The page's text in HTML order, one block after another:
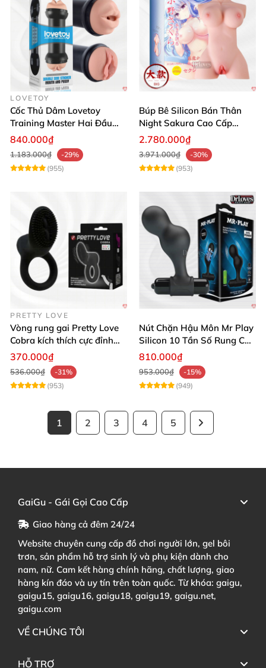
LOVETOY
Cốc Thủ Dâm Lovetoy
Training Master Hai Đầu
Siêu Thật, Tăng Khoái Cảm
840.000₫
1.183.000₫
-29%
(955)
Búp Bê Silicon Bán Thân
Night Sakura Cao Cấp
Rung Đa Chức Năng
2.780.000₫
3.971.000₫
-30%
(953)
PRETTY LOVE
Vòng rung gai Pretty Love
Cobra kích thích cực đỉnh
trải nghiệm
370.000₫
536.000₫
-31%
(953)
Nút Chặn Hậu Môn Mr Play
Silicon 10 Tần Số Rung Cao
Cấp
810.000₫
953.000₫
-15%
(949)
1 2 3 4 5
GaiGu - Gái Gọi Cao Cấp
Giao hàng cả đêm 24/24
Website chuyên cung cấp đồ chơi người lớn, gel bôi
trơn, sản phẩm hỗ trợ sinh lý và phụ kiện dành cho
nam, nữ. Cam kết hàng chính hãng, chất lượng, giao
hàng kín đáo và uy tín trên toàn quốc. Từ khóa: gaigu,
gaigu15, gaigu16, gaigu18, gaigu19, gaigu.net,
gaigu.com
VỀ CHÚNG TÔI
HỖ TRỢ